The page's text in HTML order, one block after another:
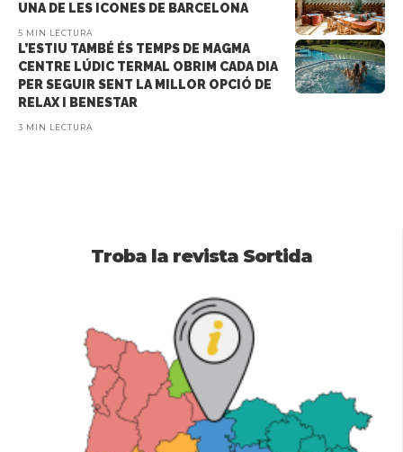
UNA DE LES ICONES DE BARCELONA
5 MIN LECTURA
L’ESTIU TAMBÉ ÉS TEMPS DE MAGMA
CENTRE LÚDIC TERMAL OBRIM CADA DIA
PER SEGUIR SENT LA MILLOR OPCIÓ DE
RELAX I BENESTAR
3 MIN LECTURA
Troba la revista Sortida